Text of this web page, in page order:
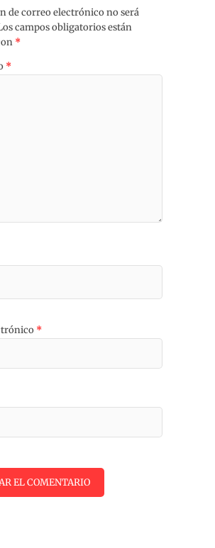
de correo electrónico no será
campos obligatorios están
*
*
*